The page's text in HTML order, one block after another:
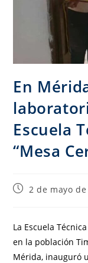
En
Escuela
“Mesa
2 de mayo
La Escuela
en la población
Mérida, inauguró